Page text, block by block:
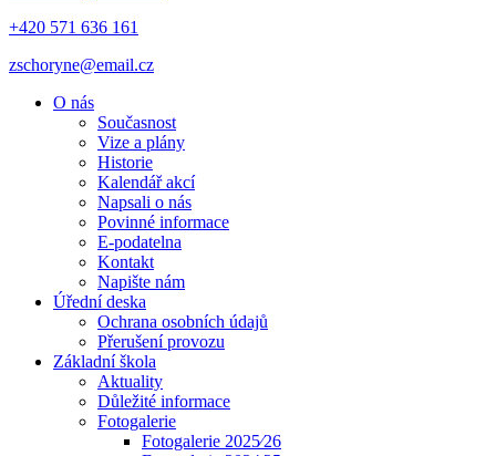
+420 571 636 161
zschoryne@email.cz
O nás
Současnost
Vize a plány
Historie
Kalendář akcí
Napsali o nás
Povinné informace
E-podatelna
Kontakt
Napište nám
Úřední deska
Ochrana osobních údajů
Přerušení provozu
Základní škola
Aktuality
Důležité informace
Fotogalerie
Fotogalerie 2025⁄26